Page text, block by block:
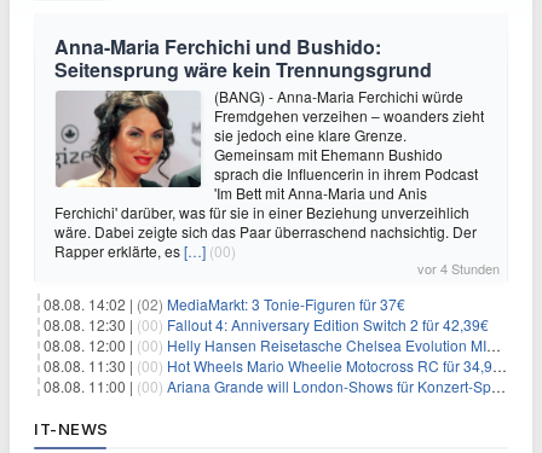
Anna-Maria Ferchichi und Bushido:
Seitensprung wäre kein Trennungsgrund
(BANG) - Anna-Maria Ferchichi würde
Fremdgehen verzeihen – woanders zieht
sie jedoch eine klare Grenze.
Gemeinsam mit Ehemann Bushido
sprach die Influencerin in ihrem Podcast
'Im Bett mit Anna-Maria und Anis
Ferchichi' darüber, was für sie in einer Beziehung unverzeihlich
wäre. Dabei zeigte sich das Paar überraschend nachsichtig. Der
Rapper erklärte, es[…] (00)
vor 4 Stunden
08.08. 14:02 | (02) MediaMarkt: 3 Tonie-Figuren für 37€
08.08. 12:30 | (00) Fallout 4: Anniversary Edition Switch 2 für 42,39€
08.08. 12:00 | (00) Helly Hansen Reisetasche Chelsea Evolution MID 54L für 29,99€
08.08. 11:30 | (00) Hot Wheels Mario Wheelie Motocross RC für 34,99€
08.08. 11:00 | (00) Ariana Grande will London-Shows für Konzert-Special filmen
IT-NEWS